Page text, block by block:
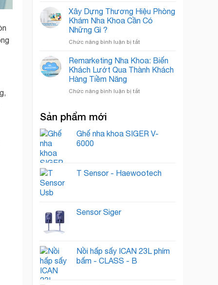
Chuẩn
Mực
Smile
Marketing
Nha
Khoa:
Quyết
Dưỡng”
Lead
Thành
Hàng
Xây Dựng Thương Hiệu Phòng
Khám Nha Khoa Cần Có
Những Gì ?
Chức năng bình luận bị tắtở
Dựng
Thương
Hiệu
Khám
Những
Remarketing Nha Khoa: Biến
Khách Lướt Qua Thành Khách
Hàng Tiềm Năng
Chức năng bình luận bị tắtở
Khách
Hàng
Sản phẩm mới
Ghế nha khoa SIGER V-
6000
T Sensor - Haewootech
Sensor Siger
Nồi hấp sấy ICAN 23L phím
bấm - CLASS - B